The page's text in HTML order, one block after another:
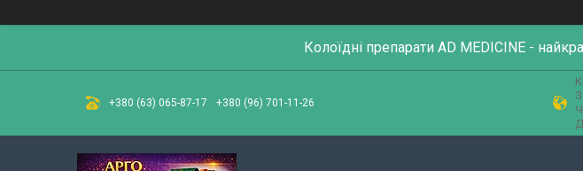
Колоїдні препарати AD MEDICINE -
+380 (63) 065-87-17 +380 (96) 701-11-26